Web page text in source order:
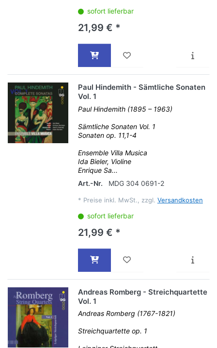
sofort lieferbar
21,99 € *
Paul Hindemith - Sämtliche Sonaten
Vol. 1
Paul Hindemith (1895 – 1963)
Sämtliche Sonaten Vol. 1
Sonaten op. 11,1-4
Ensemble Villa Musica
Ida Bieler, Violine
Enrique Sa...
Art.-Nr.
MDG 304 0691-2
* Preise inkl. MwSt., zzgl. Versandkosten
sofort lieferbar
21,99 € *
Andreas Romberg - Streichquartette
Vol. 1
Andreas Romberg (1767-1821)
Streichquartette op. 1